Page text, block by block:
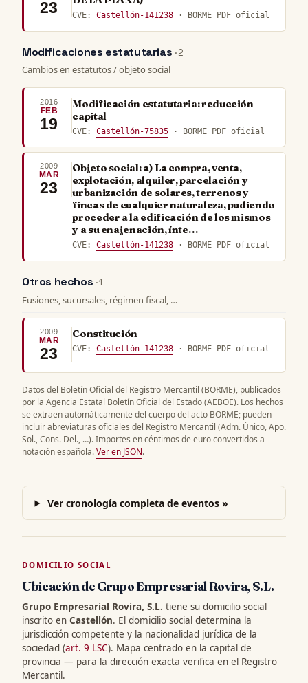
23 CVE:Castellón-141238 · BORME PDF oficial
Modificaciones estatutarias · 2
Cambios en estatutos / objeto social
2016
FEB
19
Modificación estatutaria: reducción
capital
CVE:Castellón-75835 · BORME PDF oficial
2009
MAR
23
Objeto social: a) La compra, venta,
explotación, alquiler, parcelación y
urbanización de solares, terrenos y
fincas de cualquier naturaleza, pudiendo
proceder a la edificación de los mismos
y a su enajenación, ínte…
CVE:Castellón-141238 · BORME PDF oficial
Otros hechos · 1
Fusiones, sucursales, régimen fiscal, …
2009
MAR
23
Constitución
CVE:Castellón-141238 · BORME PDF oficial
Datos del Boletín Oficial del Registro Mercantil (BORME), publicados
por la Agencia Estatal Boletín Oficial del Estado (AEBOE). Los hechos
se extraen automáticamente del cuerpo del acto BORME; pueden
incluir abreviaturas oficiales del Registro Mercantil (Adm. Único, Apo.
Sol., Cons. Del., …). Importes en céntimos de euro convertidos a
notación española.Ver en JSON.
Ver cronología completa de eventos »
DOMICILIO SOCIAL
Ubicación de Grupo Empresarial Rovira, S.L.
Grupo Empresarial Rovira, S.L. tiene su domicilio social
inscrito en Castellón. El domicilio social determina la
jurisdicción competente y la nacionalidad jurídica de la
sociedad (art. 9 LSC). Mapa centrado en la capital de
provincia — para la dirección exacta verifica en el Registro
Mercantil.